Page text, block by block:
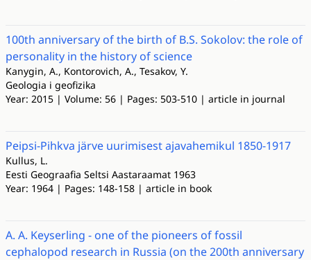
100th anniversary of the birth of B.S. Sokolov: the role of
personality in the history of science
Kanygin, A., Kontorovich, A., Tesakov, Y.
Geologia i geofizika
Year: 2015 | Volume: 56 | Pages: 503-510 | article in journal
Peipsi-Pihkva järve uurimisest ajavahemikul 1850-1917
Kullus, L.
Eesti Geograafia Seltsi Aastaraamat 1963
Year: 1964 | Pages: 148-158 | article in book
A. A. Keyserling - one of the pioneers of fossil
cephalopod research in Russia (on the 200th anniversary